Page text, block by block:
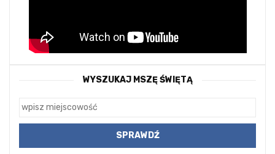
WYSZUKAJ MSZĘ ŚWIĘTĄ